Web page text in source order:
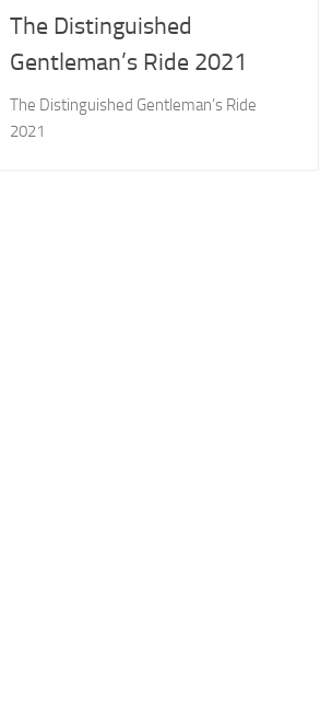
The Distinguished
Gentleman’s Ride 2021
The Distinguished Gentleman’s Ride
2021